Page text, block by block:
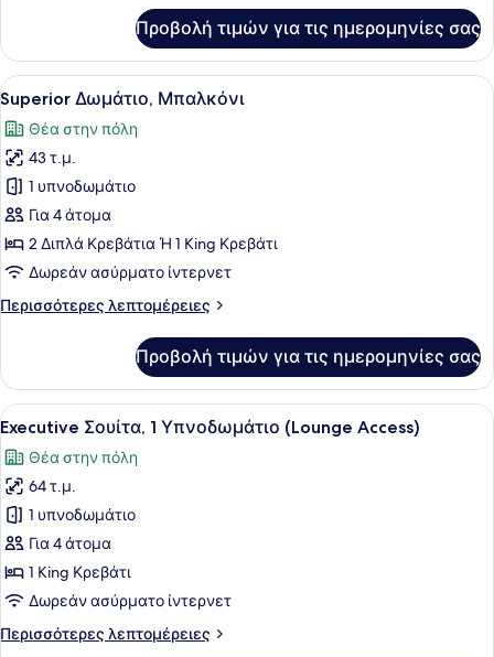
Δωμάτιο,
Μπαλκόνι
(Downtown
View)
Προβολή τιμών για τις ημερομηνίες σας
Προβολή
όλων
των
φωτογραφιών
για
Superior
Δωμάτιο,
Μπαλκόνι
Ένα σύγχρονο δωμάτιο
8
Superior Δωμάτιο, Μπαλκόνι
Θέα στην πόλη
43 τ.μ.
1 υπνοδωμάτιο
Για 4 άτομα
2 Διπλά Κρεβάτια Ή 1 King Κρεβάτι
Δωρεάν ασύρματο ίντερνετ
Περισσότερες λεπτομέρειες
Περισσότερες
Δωμάτιο,
Μπαλκόνι
Προβολή τιμών για τις ημερομηνίες σας
Προβολή
όλων
των
φωτογραφιών
για
Executive
Σουίτα,
1
Υπνοδωμάτιο
(Lounge
Ένα μοντέρνο σαλόνι με
9
Executive Σουίτα, 1 Υπνοδωμάτιο (Lounge Access)
Θέα στην πόλη
64 τ.μ.
1 υπνοδωμάτιο
Για 4 άτομα
1 King Κρεβάτι
Δωρεάν ασύρματο ίντερνετ
Περισσότερες λεπτομέρειες
Περισσότερες